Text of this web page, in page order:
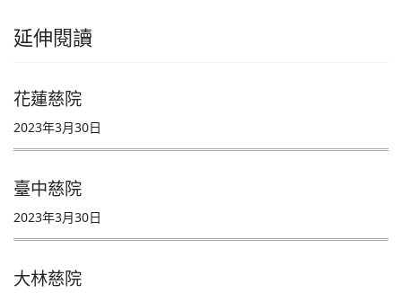
延伸閱讀
花蓮慈院
2023年3月30日
臺中慈院
2023年3月30日
大林慈院